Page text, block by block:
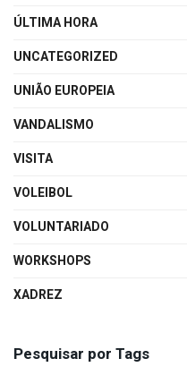
ÚLTIMA HORA
UNCATEGORIZED
UNIÃO EUROPEIA
VANDALISMO
VISITA
VOLEIBOL
VOLUNTARIADO
WORKSHOPS
XADREZ
Pesquisar por Tags